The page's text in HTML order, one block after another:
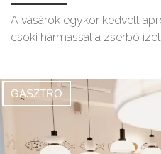
A vásárok egykor kedvelt
csoki hármassal a zserbó
GASZTRO